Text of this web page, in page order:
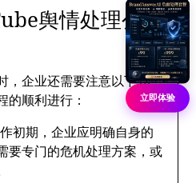
舆情处理公司
，企业还需要注意以下几
的顺利进行：
初期，企业应明确自身的
要专门的危机处理方案，或
立即体验